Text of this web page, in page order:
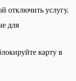
отключить услугу.
для
карту в